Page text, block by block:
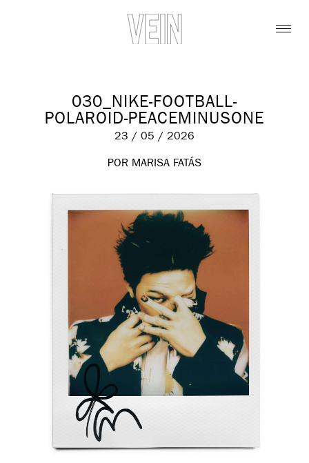
030_NIKE-FOOTBALL-
POLAROID-PEACEMINUSONE
23 / 05 / 2026
POR MARISA FATÁS